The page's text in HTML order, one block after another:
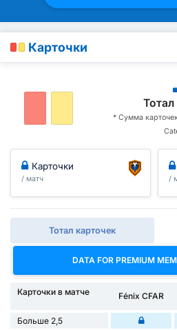
Карточки
* Сумма
Карточки
/ матч /
Тотал карточек
DATA FOR PREMIUM
Карточки в матче Fénix CFAR
Больше 2,5